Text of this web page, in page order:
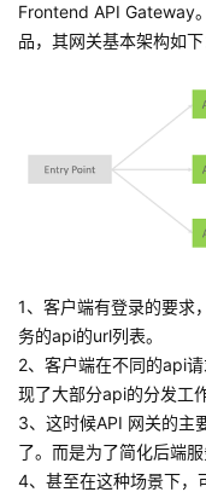
Frontend API Gateway
品，其网关基本架构如下
1、客户端有登录的要求
务的api的url列表。
2、客户端在不同的api
现了大部分api的分发工作
3、这时候API 网关的主
了。而是为了简化后端
4、甚至在这种场景下，